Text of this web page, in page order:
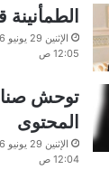
الطمأنينة
12:05 ص
توحش
المحتوى
12:04 ص